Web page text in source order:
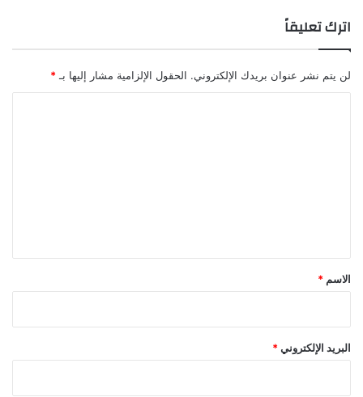
اترك تعليقاً
لن يتم نشر عنوان بريدك الإلكتروني. الحقول الإلزامية مشار إليها بـ *
*
الاسم *
البريد الإلكتروني *